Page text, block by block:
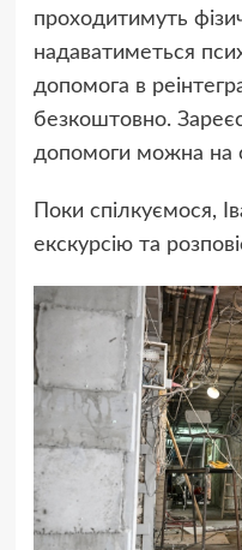
проходитимуть
надаватиметься
допомога в
безкоштовно.
допомоги можна на
Поки спілкуємося,
екскурсію та